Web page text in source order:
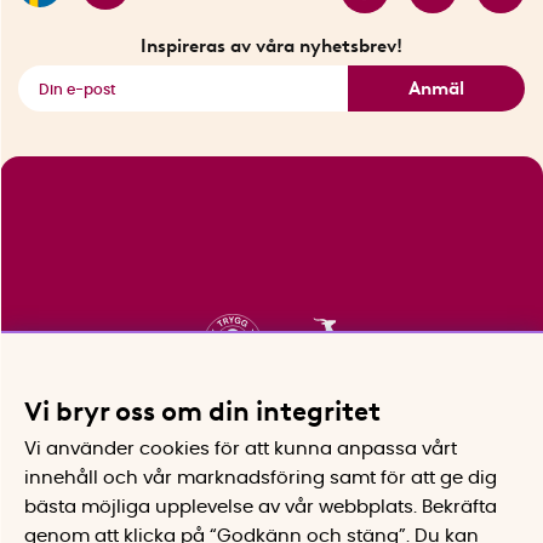
Inspireras av våra nyhetsbrev!
Anmäl
Vi bryr oss om din integritet
Vi använder cookies för att kunna anpassa vårt
innehåll och vår marknadsföring samt för att ge dig
bästa möjliga upplevelse av vår webbplats.
Bekräfta
genom att klicka på “Godkänn och stäng”. Du kan